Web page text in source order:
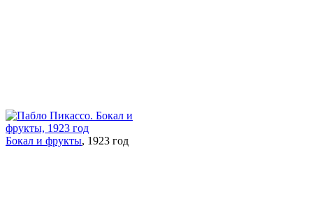
Бокал и фрукты, 1923 год